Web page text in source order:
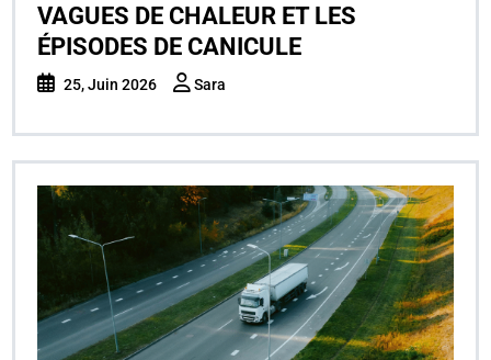
VAGUES DE CHALEUR ET LES
ÉPISODES DE CANICULE
25, Juin 2026 Sara